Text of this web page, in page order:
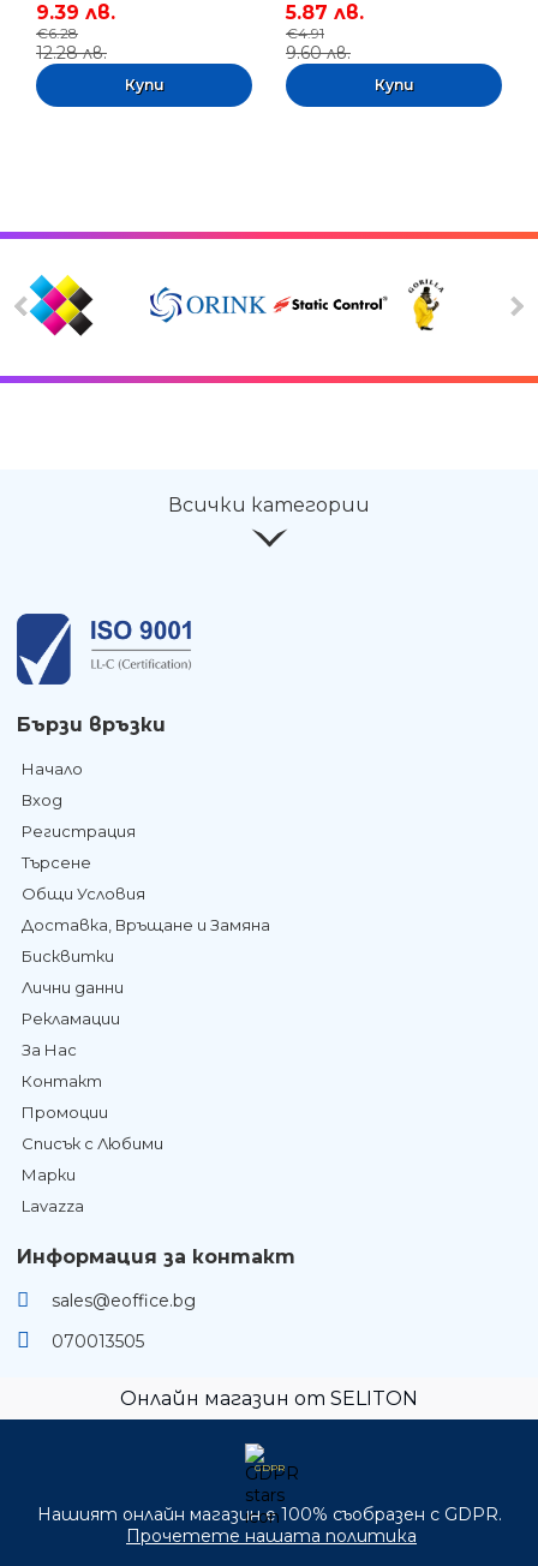
9.39 лв.
€6.28
12.28 лв.
5.87 лв.
€4.91
9.60 лв.
Всички категории
Бързи връзки
Начало
Вход
Регистрация
Търсене
Общи Условия
Доставка, Връщане и Замяна
Бисквитки
Лични данни
Рекламации
За Нас
Контакт
Промоции
Списък с Любими
Марки
Lavazza
Информация за контакт
sales@eoffice.bg
070013505
Онлайн магазин от SELITON
GDPR
Нашият онлайн магазин е 100% съобразен с GDPR.
Прочетете нашата политика